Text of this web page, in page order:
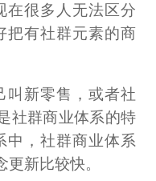
在很多人无法区分
把有社群元素的商
叫新零售，或者社
社群商业体系的特
中，社群商业体系
新比较快。